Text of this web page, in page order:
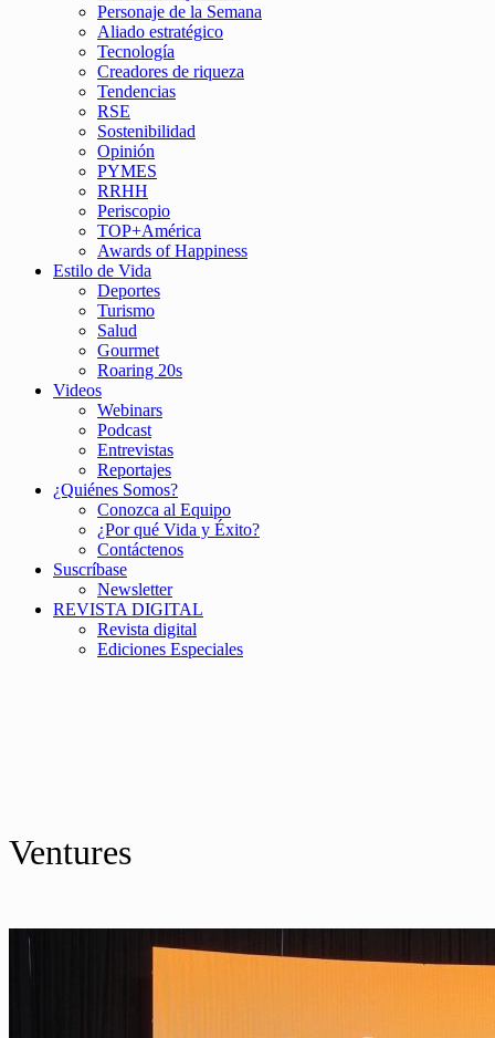
Personaje de la Semana
Aliado estratégico
Tecnología
Creadores de riqueza
Tendencias
RSE
Sostenibilidad
Opinión
PYMES
RRHH
Periscopio
TOP+América
Awards of Happiness
Estilo de Vida
Deportes
Turismo
Salud
Gourmet
Roaring 20s
Videos
Webinars
Podcast
Entrevistas
Reportajes
¿Quiénes Somos?
Conozca al Equipo
¿Por qué Vida y Éxito?
Contáctenos
Suscríbase
Newsletter
REVISTA DIGITAL
Revista digital
Ediciones Especiales
Ventures